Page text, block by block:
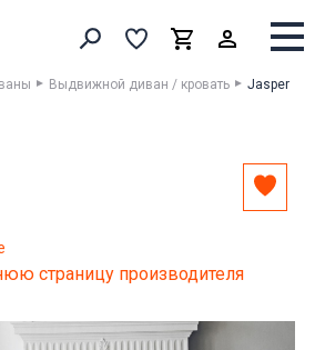
Искать товары
ВыборкаКорзинаВыборка
Выдвижной диван / кровать Jasper
страницу производителя